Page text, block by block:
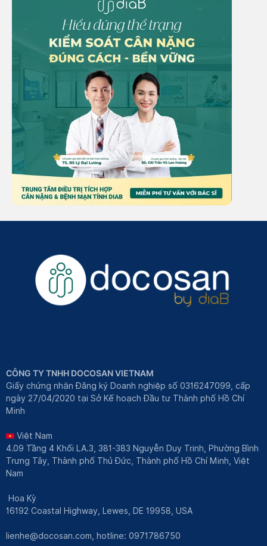
CÔNG TY TNHH DOCOSAN VIETNAM
Giấy chứng nhận Đăng ký Doanh nghiệp số 0316247099, cấp
ngày 27/04/2020 tại Sở Kế hoạch Đầu tư Thành phố Hồ Chí
Minh
Việt Nam
4.09 Tầng 4 Khối LA.3, 381-383 Nguyễn Duy Trinh, Phường Bình
Trưng Tây, Thành phố Thủ Đức, Thành phố Hồ Chí Minh, Việt
Nam
Hoa Kỳ
16192 Coastal Highway, Lewes, DE 19958, USA
lienhe@docosan.com , hotline: 0971786750